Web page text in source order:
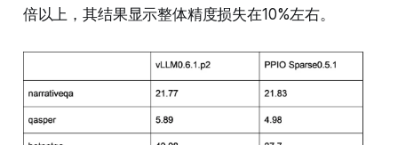
倍以上，其结果显示整体精度损失在10%左右。